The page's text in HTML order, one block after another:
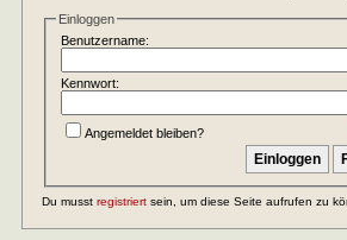
Einloggen
Benutzername:
Kennwort:
Angemeldet bleiben?
Du musst registriert sein, um diese Seite aufrufen zu